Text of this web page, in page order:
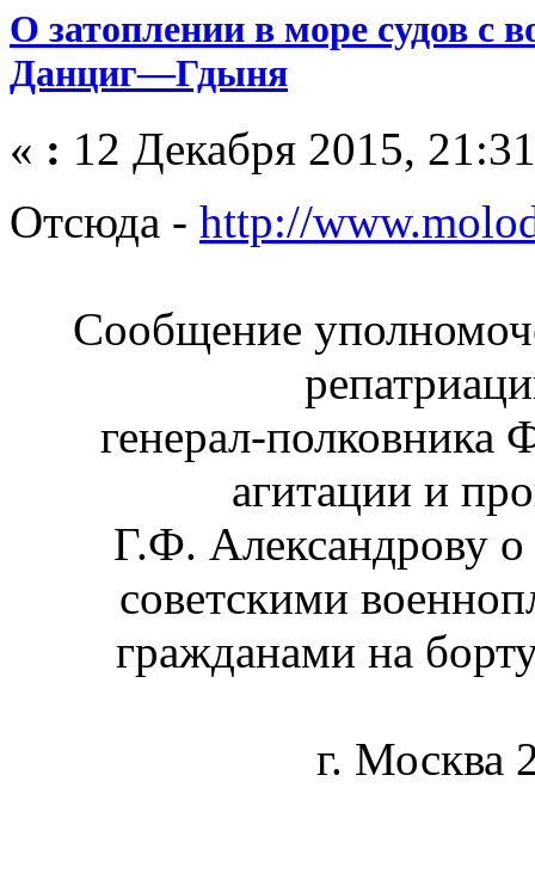
О затоплении в море судов с
Данциг—Гдыня
« : 12 Декабря 2015,
Отсюда - http://
Сообщение
генерал-полковника
агитации и
Г.Ф. Александрову о
советскими
гражданами на
г. Москва